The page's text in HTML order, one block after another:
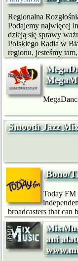
Regionalna
Podajemy najwięcej
dzieją się sprawy
Polskiego Radia w
regionu, jesteśmy
Smooth Jazz
Bono/
Today FM
broadcasters that can
ani